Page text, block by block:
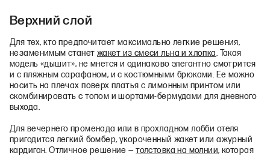
Верхний слой
Для тех, кто предпочитает максимально легкие решения,
незаменимым станет жакет из смеси льна и хлопка. Такая
модель «дышит», не мнется и одинаково элегантно смотрится
и с пляжным сарафаном, и с костюмными брюками. Ее можно
носить на плечах поверх платья с лимонным принтом или
скомбинировать с топом и шортами‑бермудами для дневного
выхода.
Для вечернего променада или в прохладном лобби отеля
пригодится легкий бомбер, укороченный жакет или ажурный
кардиган. Отличное решение —толстовка на молнии, которая